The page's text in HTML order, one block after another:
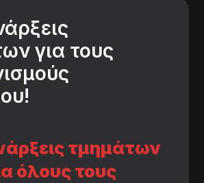
για τους
τμημάτων
όλους τους